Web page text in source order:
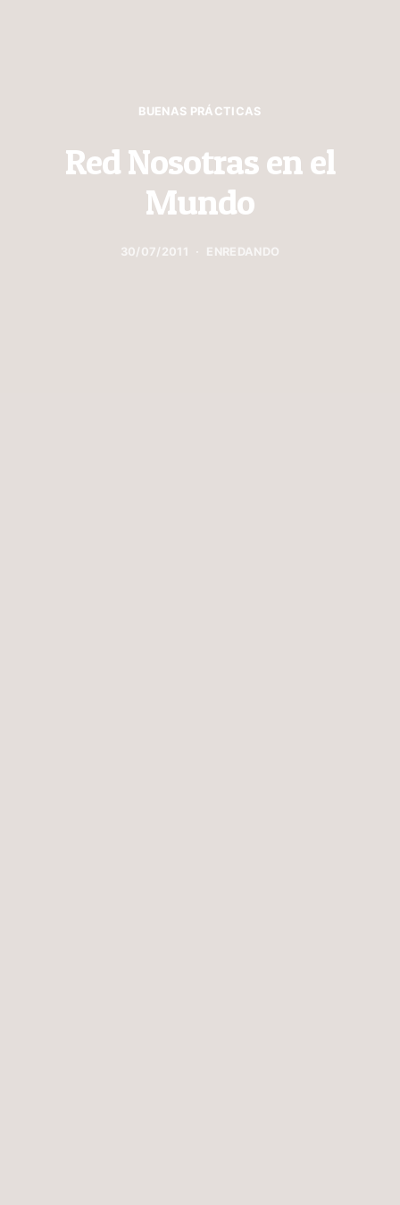
BUENAS PRÁCTICAS
Red Nosotras en el
Mundo
30/07/2011 ENREDANDO